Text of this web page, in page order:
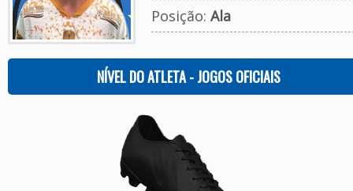
Posição: Ala
NÍVEL DO ATLETA - JOGOS OFICIAIS